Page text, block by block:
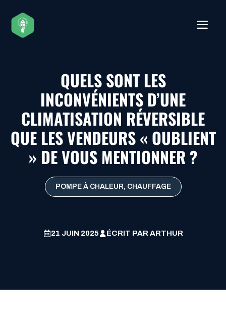
contenu
QUELS SONT LES
INCONVÉNIENTS D’UNE
CLIMATISATION RÉVERSIBLE
QUE LES VENDEURS « OUBLIENT
» DE VOUS MENTIONNER ?
POMPE À CHALEUR, CHAUFFAGE
21 JUIN 2025 ÉCRIT PAR ARTHUR